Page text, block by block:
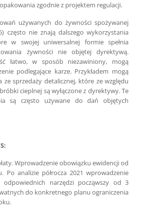
zgodnie z projektem regulacji.
używanych do żywności spożywanej
często nie znają dalszego wykorzystania
w swojej uniwersalnej formie spełnia
żywności nie objętej dyrektywą.
łatwo, w sposób niezawiniony, mogą
podlegające karze. Przykładem mogą
ze sprzedaży detalicznej, które ze względu
cieplnej są wyłączone z dyrektywy. Te
są często używane do dań objętych
Wprowadzenie obowiązku ewidencji od
Po analizie półrocza 2021 wprowadzenie
odpowiednich narzędzi począwszy od 3
do konkretnego planu ograniczenia